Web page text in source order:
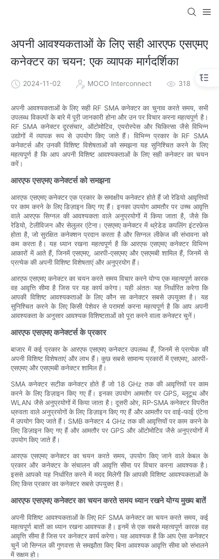
अपनी आवश्यकताओं के लिए सही आरएफ एसएमए
कनेक्टर का चयन: एक व्यापक मार्गदर्शिका
2024-11-02 MOCO Interconnect 318
अपनी आवश्यकताओं के लिए सही RF SMA कनेक्टर का चुनाव करते समय, सभी
उपलब्ध विकल्पों के बारे में पूरी जानकारी होना और उन पर विचार करना महत्वपूर्ण है।
RF SMA कनेक्टर दूरसंचार, ऑटोमोटिव, एयरोस्पेस और चिकित्सा जैसे विभिन्न
उद्योगों में व्यापक रूप से उपयोग किए जाते हैं। विभिन्न प्रकार के RF SMA
कनेक्टर्स और उनकी विशिष्ट विशेषताओं को समझना यह सुनिश्चित करने के लिए
महत्वपूर्ण है कि आप अपनी विशिष्ट आवश्यकताओं के लिए सही कनेक्टर का चयन
करें।
आरएफ एसएमए कनेक्टर्स को समझना
आरएफ एसएमए कनेक्टर एक प्रकार के समाक्षीय कनेक्टर होते हैं जो रेडियो आवृत्तियों
पर काम करने के लिए डिज़ाइन किए गए हैं। इनका उपयोग आमतौर पर उच्च आवृत्ति
वाले आरएफ सिग्नल की आवश्यकता वाले अनुप्रयोगों में किया जाता है, जैसे कि
रेडियो, टेलीविजन और सेलुलर एंटेना। एसएमए कनेक्टर में थ्रेडेड कपलिंग इंटरफ़ेस
होता है, जो सुरक्षित कनेक्शन प्रदान करता है और सिग्नल लीकेज की संभावना को
कम करता है। यह ध्यान रखना महत्वपूर्ण है कि आरएफ एसएमए कनेक्टर विभिन्न
आकारों में आते हैं, जिनमें एसएमए, आरपी-एसएमए और एसएमबी शामिल हैं, जिनमें से
प्रत्येक की अपनी विशिष्ट विशेषताएं और अनुप्रयोग हैं।
आरएफ एसएमए कनेक्टर का चयन करते समय विचार करने योग्य एक महत्वपूर्ण कारक
वह आवृत्ति सीमा है जिस पर यह कार्य करेगा। यही अंततः यह निर्धारित करेगा कि
आपकी विशिष्ट आवश्यकताओं के लिए कौन सा कनेक्टर सबसे उपयुक्त है। यह
सुनिश्चित करने के लिए किसी पेशेवर से परामर्श करना महत्वपूर्ण है कि आप अपनी
आवश्यकता के अनुसार आवश्यक विशिष्टताओं को पूरा करने वाला कनेक्टर चुनें।
आरएफ एसएमए कनेक्टर्स के प्रकार
बाजार में कई प्रकार के आरएफ एसएमए कनेक्टर उपलब्ध हैं, जिनमें से प्रत्येक की
अपनी विशिष्ट विशेषताएं और लाभ हैं। कुछ सबसे सामान्य प्रकारों में एसएमए, आरपी-
एसएमए और एसएमबी कनेक्टर शामिल हैं।
SMA कनेक्टर सटीक कनेक्टर होते हैं जो 18 GHz तक की आवृत्तियों पर काम
करने के लिए डिज़ाइन किए गए हैं। इनका उपयोग आमतौर पर GPS, ब्लूटूथ और
WLAN जैसे अनुप्रयोगों में किया जाता है। दूसरी ओर, RP-SMA कनेक्टर विपरीत
ध्रुवता वाले अनुप्रयोगों के लिए डिज़ाइन किए गए हैं और आमतौर पर वाई-फाई एंटेना
में उपयोग किए जाते हैं। SMB कनेक्टर 4 GHz तक की आवृत्तियों पर काम करने के
लिए डिज़ाइन किए गए हैं और आमतौर पर GPS और ऑटोमोटिव जैसे अनुप्रयोगों में
उपयोग किए जाते हैं।
आरएफ एसएमए कनेक्टर का चयन करते समय, उपयोग किए जाने वाले केबल के
प्रकार और कनेक्टर के संचालन की आवृत्ति सीमा पर विचार करना आवश्यक है।
इससे आपको यह निर्धारित करने में मदद मिलेगी कि आपकी विशिष्ट आवश्यकताओं के
लिए किस प्रकार का कनेक्टर सबसे उपयुक्त है।
आरएफ एसएमए कनेक्टर का चयन करते समय ध्यान रखने योग्य मुख्य बातें
अपनी विशिष्ट आवश्यकताओं के लिए RF SMA कनेक्टर का चयन करते समय, कई
महत्वपूर्ण बातों का ध्यान रखना आवश्यक है। इनमें से एक सबसे महत्वपूर्ण कारक वह
आवृत्ति सीमा है जिस पर कनेक्टर कार्य करेगा। यह आवश्यक है कि आप ऐसा कनेक्टर
चुनें जो सिग्नल की गुणवत्ता से समझौता किए बिना आवश्यक आवृत्ति सीमा को संभालने
में सक्षम हो।